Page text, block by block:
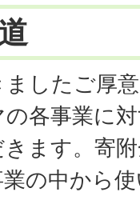
したご厚
各事業に
ます。寄
の中から